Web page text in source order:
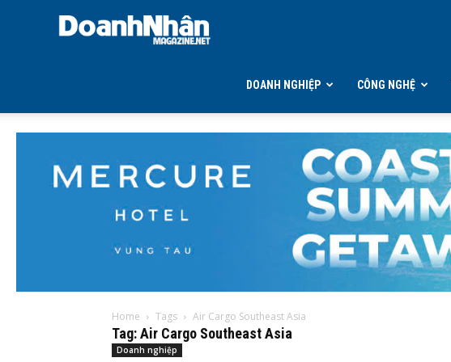
DOANH NGHIỆP CÔNG NGHỆ
Home Tags Air Cargo Southeast Asia
Tag: Air Cargo Southeast Asia
Doanh nghiệp